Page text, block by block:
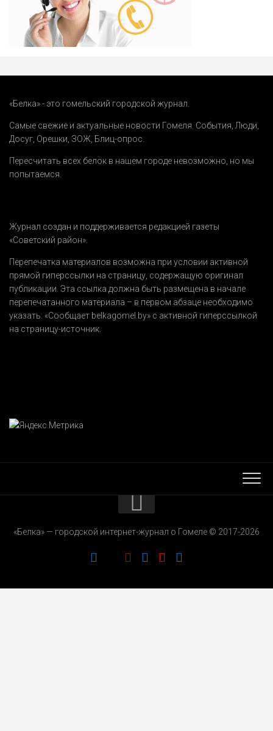
«Белка» - это гомельский городской журнал.
Самые свежие и актуальные новости Гомеля. События,Люди,
Досуг, Орешки, ЗОЖ, Блиц-опрос.
Пересчитать всех белок в нашем городе невозможно, но мы
попытаемся.
Журнал создан и поддерживается редакцией газеты
«Советский район».
Перепечатка материалов возможна при условии активной
прямой гиперссылки на страницу, содержащую оригинал
публикации. Эта ссылка должна быть размещена в начале
перепечатанного материала – в первом абзаце необходимо
указать: «Сообщает belkagomel.by» с активной гиперссылкой
на страницу-источник.
РЕКЛАМОДАТЕЛЯМ
«Белка» — городской интернет-журнал о Гомеле © 2017-2026